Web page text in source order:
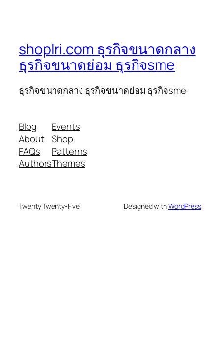
shoplri.com ธุรกิจขนาดกลาง
ธุรกิจขนาดย่อม ธุรกิจsme
ธุรกิจขนาดกลาง ธุรกิจขนาดย่อม ธุรกิจsme
Blog
About
FAQs
Authors
Events
Shop
Patterns
Themes
Twenty Twenty-Five Designed withWordPress